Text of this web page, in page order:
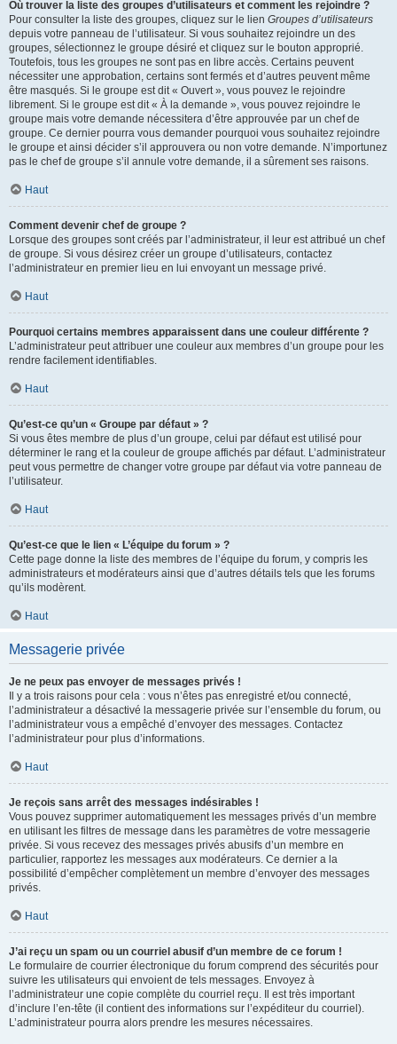
Où trouver la liste des groupes d’utilisateurs et comment les rejoindre ?
Pour consulter la liste des groupes, cliquez sur le lien Groupes d’utilisateurs
depuis votre panneau de l’utilisateur. Si vous souhaitez rejoindre un des
groupes, sélectionnez le groupe désiré et cliquez sur le bouton approprié.
Toutefois, tous les groupes ne sont pas en libre accès. Certains peuvent
nécessiter une approbation, certains sont fermés et d’autres peuvent même
être masqués. Si le groupe est dit « Ouvert », vous pouvez le rejoindre
librement. Si le groupe est dit « À la demande », vous pouvez rejoindre le
groupe mais votre demande nécessitera d’être approuvée par un chef de
groupe. Ce dernier pourra vous demander pourquoi vous souhaitez rejoindre
le groupe et ainsi décider s’il approuvera ou non votre demande. N’importunez
pas le chef de groupe s’il annule votre demande, il a sûrement ses raisons.
Haut
Comment devenir chef de groupe ?
Lorsque des groupes sont créés par l’administrateur, il leur est attribué un chef
de groupe. Si vous désirez créer un groupe d’utilisateurs, contactez
l’administrateur en premier lieu en lui envoyant un message privé.
Haut
Pourquoi certains membres apparaissent dans une couleur différente ?
L’administrateur peut attribuer une couleur aux membres d’un groupe pour les
rendre facilement identifiables.
Haut
Qu’est-ce qu’un « Groupe par défaut » ?
Si vous êtes membre de plus d’un groupe, celui par défaut est utilisé pour
déterminer le rang et la couleur de groupe affichés par défaut. L’administrateur
peut vous permettre de changer votre groupe par défaut via votre panneau de
l’utilisateur.
Haut
Qu’est-ce que le lien « L’équipe du forum » ?
Cette page donne la liste des membres de l’équipe du forum, y compris les
administrateurs et modérateurs ainsi que d’autres détails tels que les forums
qu’ils modèrent.
Haut
Messagerie privée
Je ne peux pas envoyer de messages privés !
Il y a trois raisons pour cela : vous n’êtes pas enregistré et/ou connecté,
l’administrateur a désactivé la messagerie privée sur l’ensemble du forum, ou
l’administrateur vous a empêché d’envoyer des messages. Contactez
l’administrateur pour plus d’informations.
Haut
Je reçois sans arrêt des messages indésirables !
Vous pouvez supprimer automatiquement les messages privés d’un membre
en utilisant les filtres de message dans les paramètres de votre messagerie
privée. Si vous recevez des messages privés abusifs d’un membre en
particulier, rapportez les messages aux modérateurs. Ce dernier a la
possibilité d’empêcher complètement un membre d’envoyer des messages
privés.
Haut
J’ai reçu un spam ou un courriel abusif d’un membre de ce forum !
Le formulaire de courrier électronique du forum comprend des sécurités pour
suivre les utilisateurs qui envoient de tels messages. Envoyez à
l’administrateur une copie complète du courriel reçu. Il est très important
d’inclure l’en-tête (il contient des informations sur l’expéditeur du courriel).
L’administrateur pourra alors prendre les mesures nécessaires.